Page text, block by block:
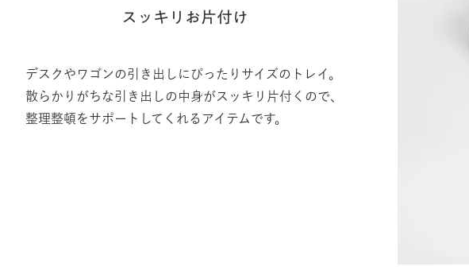
スッキリお片付け
デスクやワゴンの引き出しにぴったりサイズのトレイ。
散らかりがちな引き出しの中身がスッキリ片付くので、
整理整頓をサポートしてくれるアイテムです。